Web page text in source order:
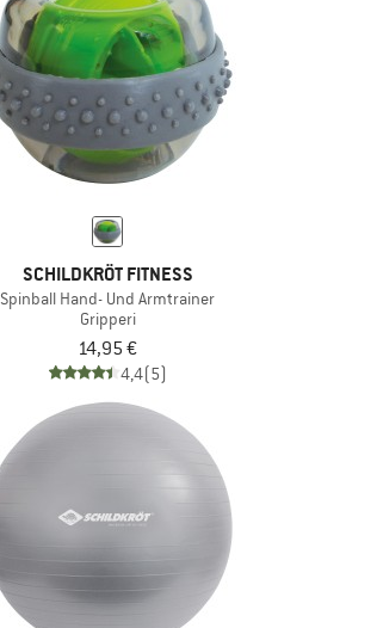
SCHILDKRÖT FITNESS
Spinball Hand- Und Armtrainer
Gripperi
14,95 €
4,4(5)